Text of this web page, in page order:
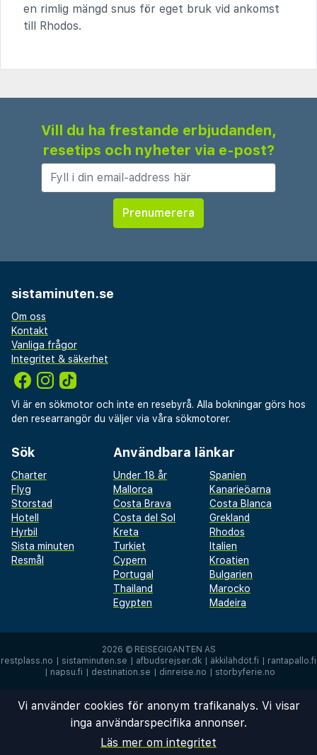
en rimlig mängd snus för eget bruk vid ankomst
till Rhodos.
Vill du ha frestande erbjudanden,
resetips och nyheter via e-post?
sistaminuten.se
Om oss
Kontakt
Vanliga frågor
Integritet & säkerhet
Vi är en sökmotor och inte en resebyrå. Alla bokningar görs hos
den researrangör du väljer via våra sökmotorer.
Sök
Charter
Flyg
Storstad
Hotell
Hyrbil
Sista minuten
Resmål
Användbara länkar
Under 18 år
Spanien
Mallorca
Kanarieöarna
Costa Brava
Costa Blanca
Costa del Sol
Grekland
Kreta
Rhodos
Turkiet
Italien
Cypern
Kroatien
Portugal
Bulgarien
Thailand
Marocko
Egypten
Madeira
2026 © REISEGIGANTEN AS
restplass.no
sistaminuten.se afbudsrejser.dk äkkilähdöt.fi
rantapallo.fi
napsu.fi destination.se dinreise.no storbyferie.no
Vi använder cookies för anonym trafikanalys. Vi visar
inga användarspecifika annonser.
Läs mer om integritet